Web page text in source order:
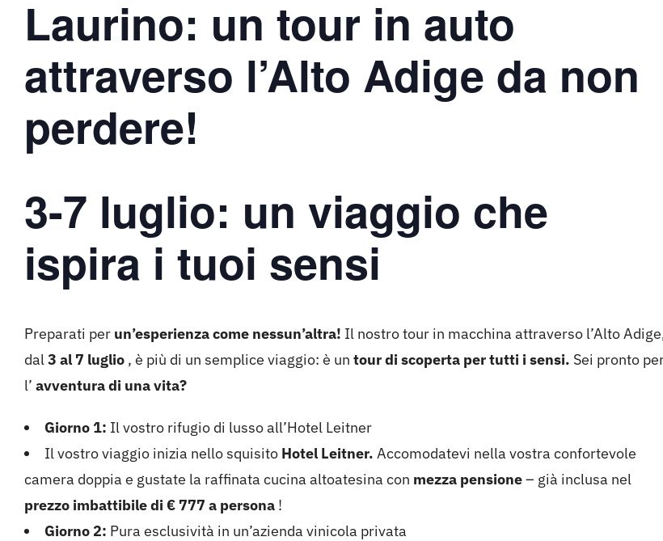
Laurino: un tour in auto
attraverso l’Alto Adige da non
perdere!
3-7 luglio: un viaggio che
ispira i tuoi sensi
Preparati per un’esperienza come nessun’altra! Il nostro tour in macchina attraverso l’Alto
dal3 al 7 luglio , è più di un semplice viaggio: è un tour di scoperta per tutti i sensi. Sei pronto
l’ avventura di una vita?
Giorno 1: Il vostro rifugio di lusso all’Hotel Leitner
Il vostro viaggio inizia nello squisito Hotel Leitner. Accomodatevi nella vostra confortevole
camera doppia e gustate la raffinata cucina altoatesina con mezza pensione– già inclusa nel
prezzo imbattibile di € 777 a persona !
Giorno 2: Pura esclusività in un’azienda vinicola privata